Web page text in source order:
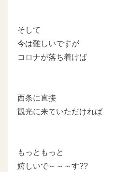
そして
今は難しいですが
コロナが落ち着けば
西条に直接
観光に来ていただければ
もっともっと
嬉しいで～～～す??